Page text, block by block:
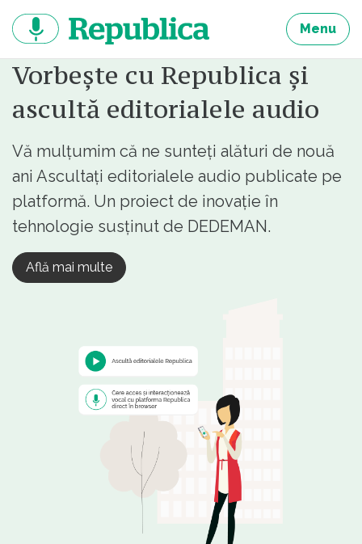
continut
Menu
Vorbește cu Republica și
ascultă editorialele audio
Vă mulțumim că ne sunteți alături de nouă
ani Ascultați editorialele audio publicate pe
platformă. Un proiect de inovație în
tehnologie susținut de DEDEMAN.
Află mai multe